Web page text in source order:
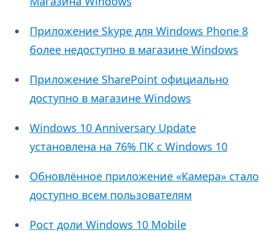
Приложение Skype для Windows Phone 8
более недоступно в магазине Windows
Приложение SharePoint официально
доступно в магазине Windows
Windows 10 Anniversary Update
установлена на 76% ПК с Windows 10
Обновлённое приложение «Камера» стало
доступно всем пользователям
Рост доли Windows 10 Mobile